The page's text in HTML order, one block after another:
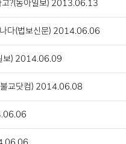
고?(동아일보) 2013.06.13
나다(법보신문) 2014.06.06
보) 2014.06.09
불교닷컴) 2014.06.08